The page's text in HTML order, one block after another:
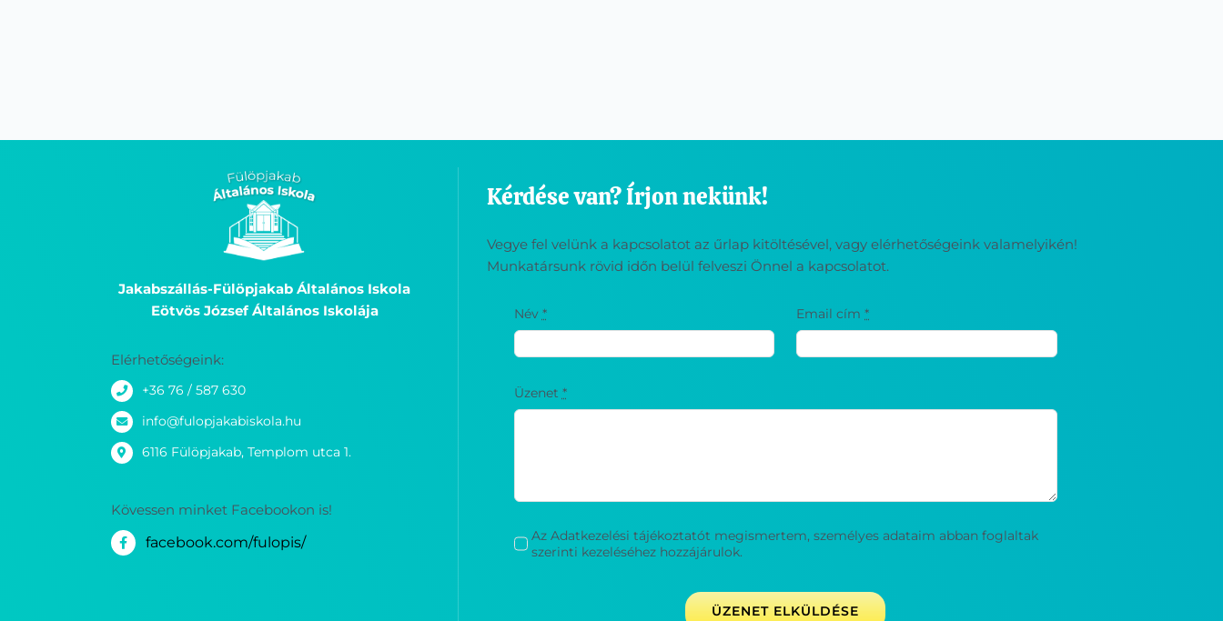
Jakabszállás-Fülöpjakab Általános Iskola
Eötvös József Általános Iskolája
Elérhetőségeink:
+36 76 / 587 630
info@fulopjakabiskola.hu
6116 Fülöpjakab, Templom utca 1.
Kövessen minket Facebookon is!
facebook.com/fulopis/
Kérdése van? Írjon nekünk!
Vegye fel velünk a kapcsolatot az űrlap kitöltésével, vagy elérhetőségeink valamelyikén!
Munkatársunk rövid időn belül felveszi Önnel a kapcsolatot.
Név * Email cím*
Üzenet *
Az Adatkezelési tájékoztatót megismertem, személyes adataim abban foglaltak
szerinti kezeléséhez hozzájárulok.
ÜZENET ELKÜLDÉSE